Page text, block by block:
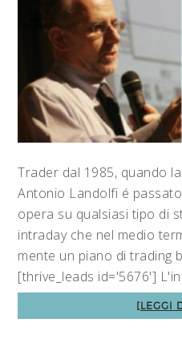
Trader dal 1985, quando
Antonio Landolfi é
opera su qualsiasi tipo di
intraday che nel medio
mente un piano di trading
[thrive_leads id='5676']
[LEGGI